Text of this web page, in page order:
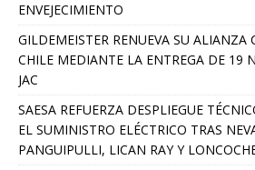
ENVEJECIMIENTO
GILDEMEISTER RENUEVA SU ALIANZA
CHILE MEDIANTE LA ENTREGA DE 19
JAC
SAESA REFUERZA DESPLIEGUE
EL SUMINISTRO ELÉCTRICO TRAS
PANGUIPULLI, LICAN RAY Y